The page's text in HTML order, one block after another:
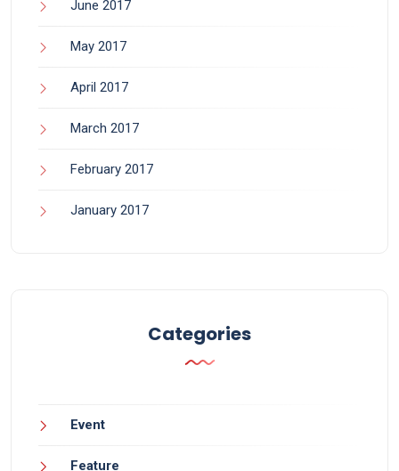
June 2017
May 2017
April 2017
March 2017
February 2017
January 2017
Categories
Event
Feature